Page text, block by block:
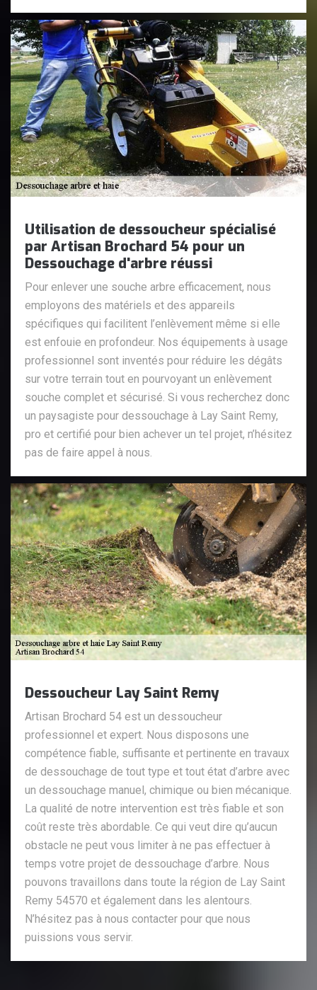
Utilisation de dessoucheur spécialisé
par Artisan Brochard 54 pour un
Dessouchage d'arbre réussi
Pour enlever une souche arbre efficacement, nous
employons des matériels et des appareils
spécifiques qui facilitent l’enlèvement même si elle
est enfouie en profondeur. Nos équipements à usage
professionnel sont inventés pour réduire les dégâts
sur votre terrain tout en pourvoyant un enlèvement
souche complet et sécurisé. Si vous recherchez donc
un paysagiste pour dessouchage à Lay Saint Remy,
pro et certifié pour bien achever un tel projet, n’hésitez
pas de faire appel à nous.
Dessoucheur Lay Saint Remy
Artisan Brochard 54 est un dessoucheur
professionnel et expert. Nous disposons une
compétence fiable, suffisante et pertinente en travaux
de dessouchage de tout type et tout état d’arbre avec
un dessouchage manuel, chimique ou bien mécanique.
La qualité de notre intervention est très fiable et son
coût reste très abordable. Ce qui veut dire qu’aucun
obstacle ne peut vous limiter à ne pas effectuer à
temps votre projet de dessouchage d’arbre. Nous
pouvons travaillons dans toute la région de Lay Saint
Remy 54570 et également dans les alentours.
N’hésitez pas à nous contacter pour que nous
puissions vous servir.